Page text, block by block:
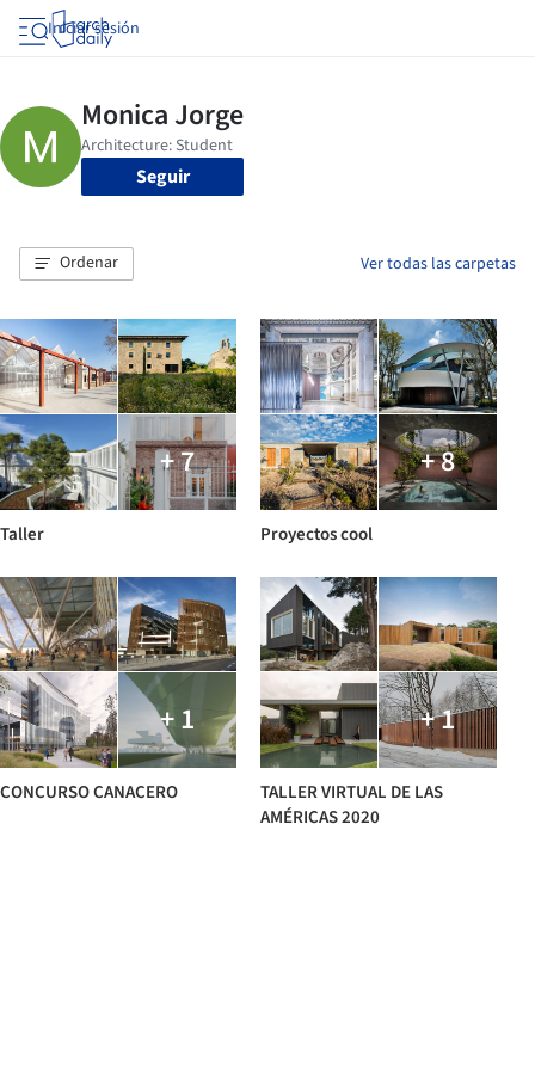
Iniciar sesión
Seguir
Ordenar Ver todas las carpetas
+ 7
Taller
+ 8
Proyectos cool
+ 1
CONCURSO CANACERO
+ 1
TALLER VIRTUAL DE LAS
AMÉRICAS 2020